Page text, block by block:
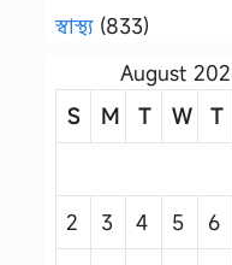
স্বাস্থ্য(833)
August
S
M T W T
2
3 4 5 6